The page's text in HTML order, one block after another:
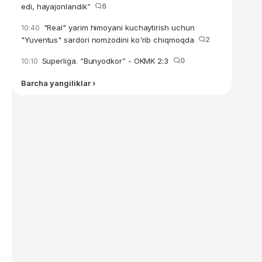
edi, hayajonlandik” 6
10:40 "Real" yarim himoyani kuchaytirish uchun
"Yuventus" sardori nomzodini ko'rib chiqmoqda
2
10:10 Superliga. “Bunyodkor” - OKMK 2:3 0
Barcha yangiliklar ›